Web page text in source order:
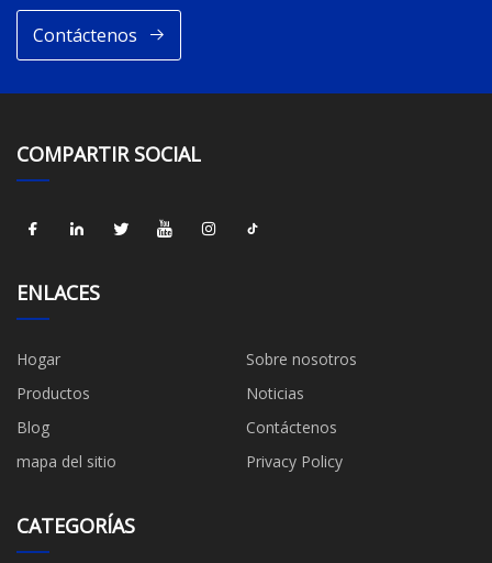
Contáctenos
COMPARTIR SOCIAL
ENLACES
Hogar
Sobre nosotros
Productos
Noticias
Blog
Contáctenos
mapa del sitio
Privacy Policy
CATEGORÍAS